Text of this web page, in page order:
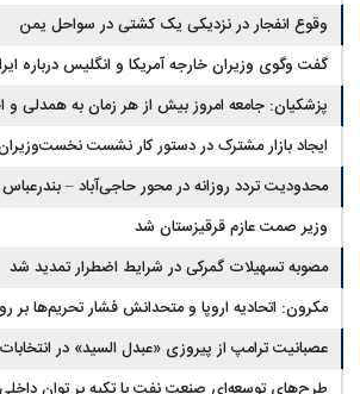
کردوقوع انفجار در نزدیکی یک کشتی در سواحل یمن
گفت وگوی وزیران خارجه آمریکا و انگلیس درباره
پزشکیان: جامعه امروز بیش از هر زمان به همدلی و
ایجاد بازار مشترک در دستور کار نشست نخست‌وزیران
محدودیت تردد روزانه در محور حاجی‌آباد –
وزیر صمت عازم قرقیزستان شد
مصوبه تسهیلات گمرکی در شرایط اضطرار تمدید شد
مکرون: اتحادیه اروپا و متحدانش فشار تحریم‌ها بر
دادعصبانیت ترامپ از پیروزی «عبدل السید» در